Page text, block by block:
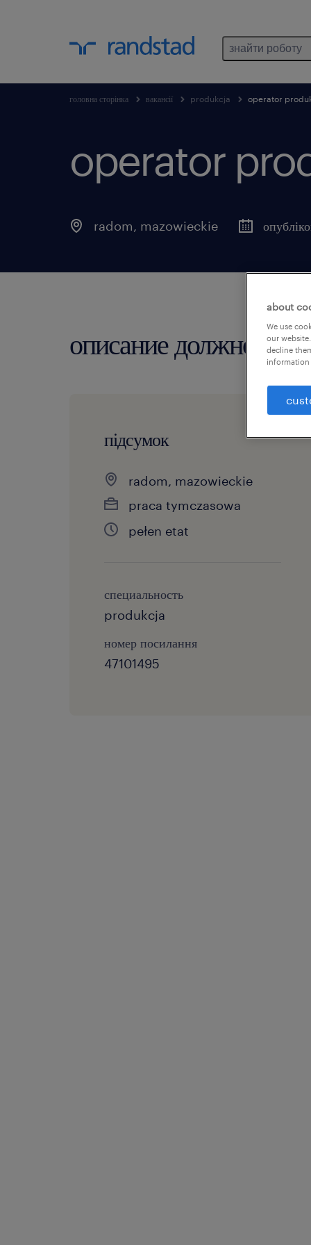
знайти роботу
головна сторінка вакансії produkcja operator
operator
radom, mazowieckie
описание должности
підсумок
radom, mazowieckie
praca tymczasowa
pełen etat
специальность
produkcja
номер посилання
47101495
about
We use
our
decline
information